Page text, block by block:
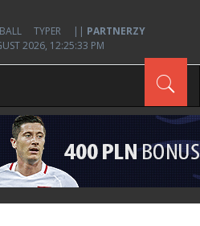
TYPER || PARTNERZY
2026, 12:25:34 PM